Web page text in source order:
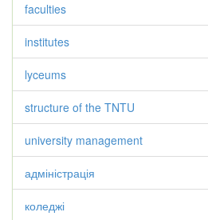
faculties
institutes
lyceums
structure of the TNTU
university management
адміністрація
коледжі